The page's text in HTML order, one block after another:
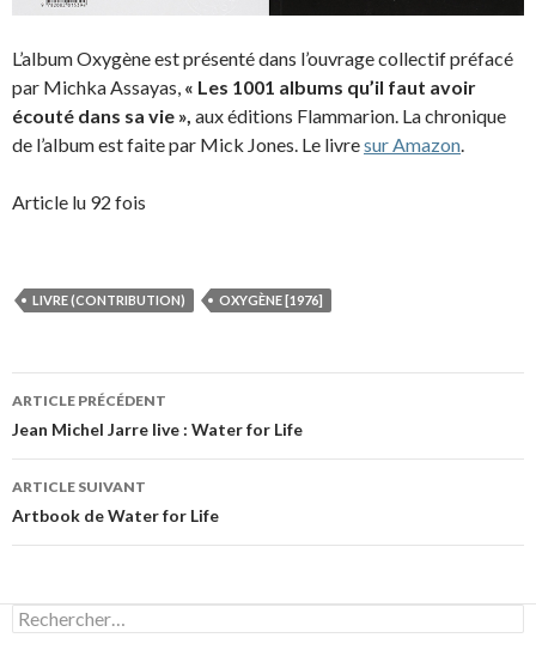
L’album Oxygène est présenté dans l’ouvrage collectif préfacé
par Michka Assayas, « Les 1001 albums qu’il faut avoir
écouté dans sa vie », aux éditions Flammarion. La chronique
de l’album est faite par Mick Jones. Le livresur Amazon.
Article lu 92 fois
LIVRE (CONTRIBUTION) OXYGÈNE [1976]
Navigation
des
articles
ARTICLE PRÉCÉDENT
Jean Michel Jarre live : Water for Life
ARTICLE SUIVANT
Artbook de Water for Life
Rechercher :